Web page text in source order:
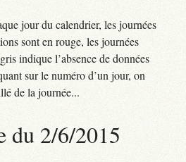
jour du calendrier, les journées
sont en rouge, les journées
indique l’absence de données
sur le numéro d’un jour, on
de la journée...
du 2/6/2015